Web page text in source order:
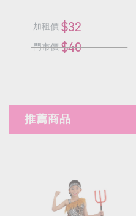
加租價 $32
門市價 $40
推薦商品